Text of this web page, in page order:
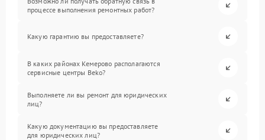
процессе выполнения ремонтных работ?
Какую гарантию вы предоставляете?
В каких районах Кемерово располагаются
сервисные центры Beko?
Выполняете ли вы ремонт для юридических
лиц?
Какую документацию вы предоставляете
для юридических лиц?